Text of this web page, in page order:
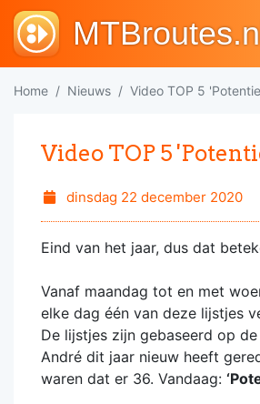
Home Nieuws Video TOP 5
Video TOP 5
dinsdag 22 december 2020
Eind van het jaar, dus dat
Vanaf maandag tot en met
elke dag één van deze lijstjes
De lijstjes zijn gebaseerd op
André dit jaar nieuw heeft
waren dat er 36. Vandaag: